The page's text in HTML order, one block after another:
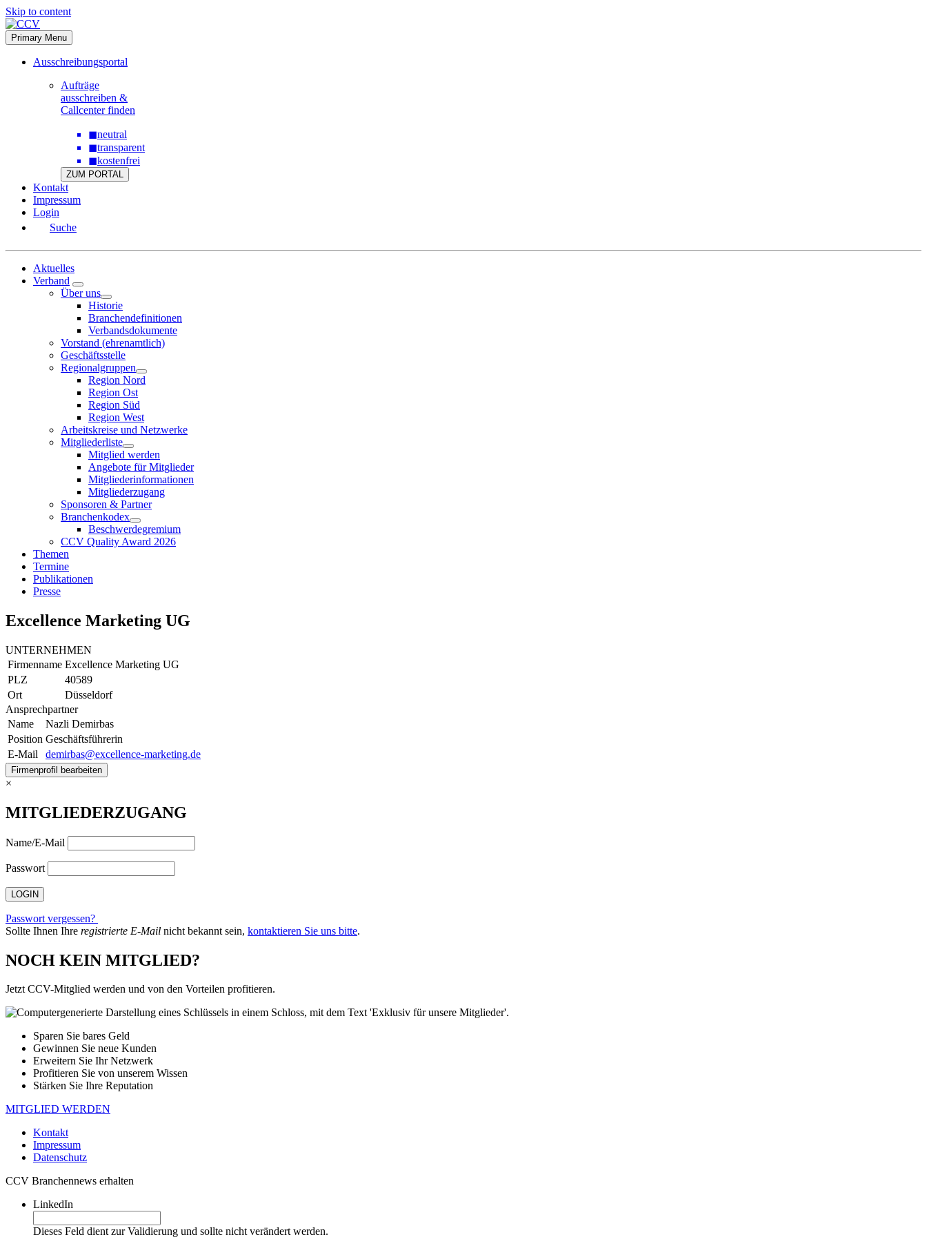
Skip to content
Primary Menu
Ausschreibungsportal
Aufträge
ausschreiben &
Callcenter finden
◼neutral
◼transparent
◼kostenfrei
ZUM PORTAL
Kontakt
Impressum
Login
Suche
Aktuelles
Verband
Über uns
Historie
Branchendefinitionen
Verbandsdokumente
Vorstand (ehrenamtlich)
Geschäftsstelle
Regionalgruppen
Region Nord
Region Ost
Region Süd
Region West
Arbeitskreise und Netzwerke
Mitgliederliste
Mitglied werden
Angebote für Mitglieder
Mitgliederinformationen
Mitgliederzugang
Sponsoren & Partner
Branchenkodex
Beschwerdegremium
CCV Quality Award 2026
Themen
Termine
Publikationen
Presse
Excellence Marketing UG
UNTERNEHMEN
Firmenname Excellence Marketing UG
PLZ
40589
Ort
Düsseldorf
Ansprechpartner
Name
Nazli Demirbas
Position Geschäftsführerin
E-Mail
demirbas@excellence-marketing.de
Firmenprofil bearbeiten
×
MITGLIEDERZUGANG
Name/E-Mail
Passwort
Passwort vergessen?
Sollte Ihnen Ihre registrierte E-Mail nicht bekannt sein, kontaktieren Sie uns bitte.
NOCH KEIN MITGLIED?
Jetzt CCV-Mitglied werden und von den Vorteilen profitieren.
Sparen Sie bares Geld
Gewinnen Sie neue Kunden
Erweitern Sie Ihr Netzwerk
Profitieren Sie von unserem Wissen
Stärken Sie Ihre Reputation
MITGLIED WERDEN
Kontakt
Impressum
Datenschutz
CCV Branchennews erhalten
LinkedIn
Dieses Feld dient zur Validierung und sollte nicht verändert werden.